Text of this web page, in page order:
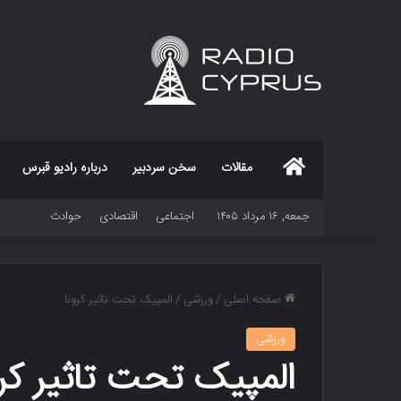
مقالات سخن سردبیر درباره رادیو قبرس
جمعه, ۱۶ مرداد ۱۴۰۵ اجتماعی اقتصادی حوادث
صفحه اصلی /ورزشی /المپیک تحت تاثیر کرونا
ورزشی
المپیک تحت تاثیر